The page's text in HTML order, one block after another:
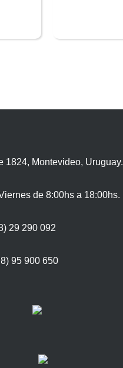
1824, Montevideo, Uruguay.
de 8:00hs a 18:00hs.
29 290 092
95 900 650